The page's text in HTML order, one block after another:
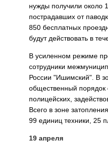
нужды по­лучили около
пострадавших от
850 бес­платных
будут действовать в
В усиленном режиме
со­трудники
России "Ишимский". В
общественный
полицейских,
Все­го в зоне
99 единиц тех­ники, 25
19 апреля